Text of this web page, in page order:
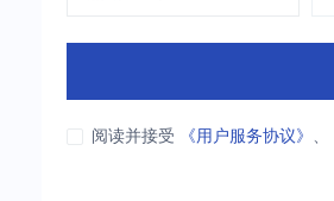
阅读并接受 《用户服务协议》 、